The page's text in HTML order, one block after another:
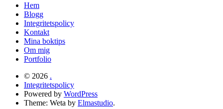
Hem
Blogg
Integritetspolicy
Kontakt
Mina boktips
Om mig
Portfolio
© 2026 .
Integritetspolicy
Powered by WordPress
Theme: Weta by Elmastudio.